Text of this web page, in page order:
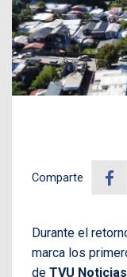
Comparte
Durante el
marca los
de TVU Noticias